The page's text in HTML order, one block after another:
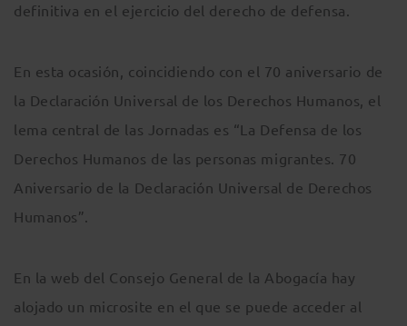
definitiva en el ejercicio del derecho de defensa.
En esta ocasión, coincidiendo con el 70 aniversario de
la Declaración Universal de los Derechos Humanos, el
lema central de las Jornadas es “La Defensa de los
Derechos Humanos de las personas migrantes. 70
Aniversario de la Declaración Universal de Derechos
Humanos”.
En la web del Consejo General de la Abogacía hay
alojado un microsite en el que se puede acceder al